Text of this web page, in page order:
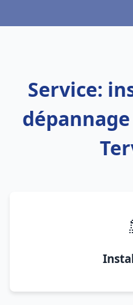
Service: